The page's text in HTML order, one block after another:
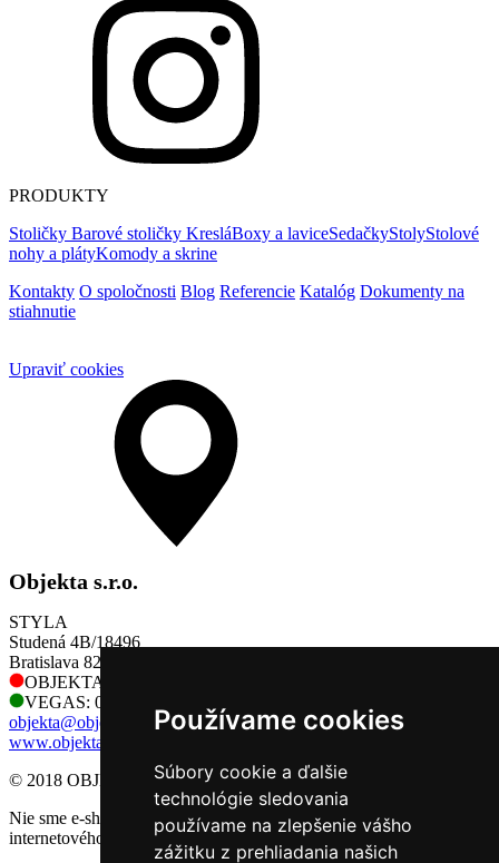
Používame cookies
Súbory cookie a ďalšie
technológie sledovania
používame na zlepšenie vášho
zážitku z prehliadania našich
PRODUKTY
Stoličky Barové stoličky KresláBoxy a laviceSedačkyStolyStolové
nohy a plátyKomody a skrine
Kontakty O spoločnosti Blog Referencie Katalóg Dokumenty na
stiahnutie
Upraviť cookies
Objekta s.r.o.
STYLA
Studená 4B/18496
Bratislava 821 04
OBJEKTA: 0905 730 128
VEGAS: 0905 730 128
objekta@objekta.sk
www.objekta.sk
© 2018 OBJEKTA, s.r.o.
Nie sme e-shop, preto sa na nás nevzťahujú príslušné pravidlá
internetového obchodu.